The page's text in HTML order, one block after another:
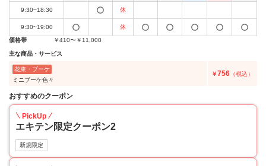
9:30~18:30 休
9:30~19:00
休
価格帯
￥410〜￥11,000
主な商品・サービス
花束・ブーケ
ミニブーケ色々
￥756 （税込）
おすすめのクーポン
PickUp
エキテン限定クーポン2
新規限定